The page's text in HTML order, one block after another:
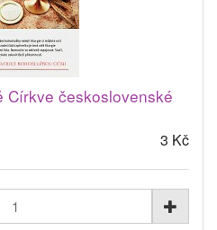
československé
3 Kč